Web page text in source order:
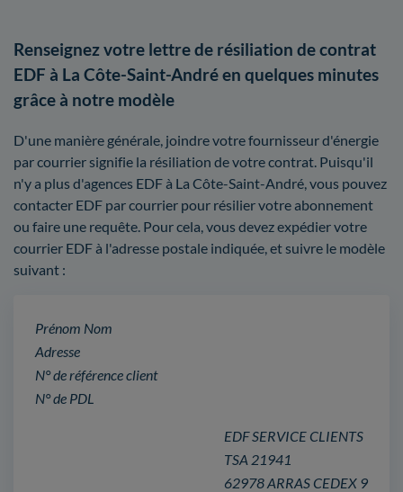
Renseignez votre lettre de résiliation de contrat
EDF à La Côte-Saint-André en quelques minutes
grâce à notre modèle
D'une manière générale, joindre votre fournisseur d'énergie
par courrier signifie la résiliation de votre contrat. Puisqu'il
n'y a plus d'agences EDF à La Côte-Saint-André, vous pouvez
contacter EDF par courrier pour résilier votre abonnement
ou faire une requête. Pour cela, vous devez expédier votre
courrier EDF à l'adresse postale indiquée, et suivre le modèle
suivant :
Prénom Nom
Adresse
N° de référence client
N° de PDL
EDF SERVICE CLIENTS
TSA 21941
62978 ARRAS CEDEX 9